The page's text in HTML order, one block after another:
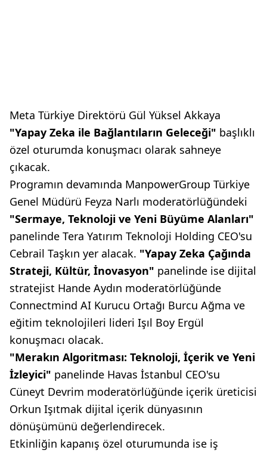
Meta Türkiye Direktörü Gül Yüksel Akkaya
"Yapay Zeka ile Bağlantıların Geleceği" başlıklı
özel oturumda konuşmacı olarak sahneye
çıkacak.
Programın devamında ManpowerGroup Türkiye
Genel Müdürü Feyza Narlı moderatörlüğündeki
"Sermaye, Teknoloji ve Yeni Büyüme Alanları"
panelinde Tera Yatırım Teknoloji Holding CEO'su
Cebrail Taşkın yer alacak. "Yapay Zeka Çağında
Strateji, Kültür, İnovasyon" panelinde ise dijital
stratejist Hande Aydın moderatörlüğünde
Connectmind AI Kurucu Ortağı Burcu Ağma ve
eğitim teknolojileri lideri Işıl Boy Ergül
konuşmacı olacak.
"Merakın Algoritması: Teknoloji, İçerik ve Yeni
İzleyici" panelinde Havas İstanbul CEO'su
Cüneyt Devrim moderatörlüğünde içerik üreticisi
Orkun Işıtmak dijital içerik dünyasının
dönüşümünü değerlendirecek.
Etkinliğin kapanış özel oturumunda ise iş